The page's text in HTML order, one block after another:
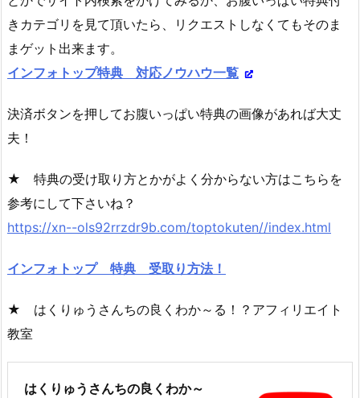
きカテゴリを見て頂いたら、リクエストしなくてもそのま
まゲット出来ます。
インフォトップ特典 対応ノウハウ一覧
決済ボタンを押してお腹いっぱい特典の画像があれば大丈
夫！
★ 特典の受け取り方とかがよく分からない方はこちらを
参考にして下さいね？
https://xn--ols92rrzdr9b.com/toptokuten//index.html
インフォトップ 特典 受取り方法！
★ はくりゅうさんちの良くわか～る！？アフィリエイト
教室
はくりゅうさんちの良くわか～